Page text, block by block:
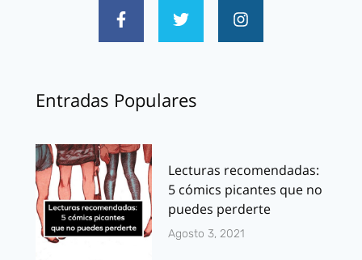
Entradas Populares
Lecturas recomendadas:
5 cómics picantes que no
puedes perderte
Agosto 3, 2021